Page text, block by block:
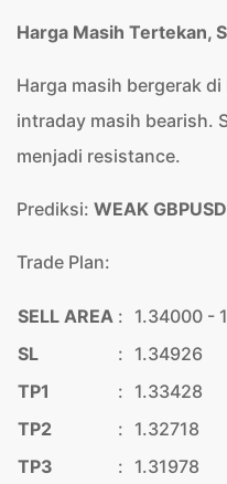
Harga Masih Tertekan,
Harga masih bergerak
intraday masih bearish.
menjadi resistance.
Prediksi: WEAK GBPUSD
Trade Plan:
SELL AREA : 1.34000 -
SL
: 1.34926
TP1
: 1.33428
TP2
: 1.32718
TP3
: 1.31978